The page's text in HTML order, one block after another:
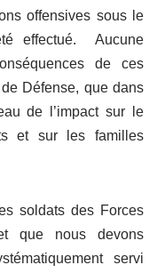
offensives sous le
effectué. Aucune
de ces
Défense, que dans
de l’impact sur le
et sur les familles
soldats des Forces
que nous devons
servi